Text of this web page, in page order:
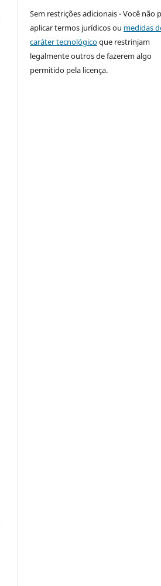
Sem restrições adicionais - Você não
aplicar termos jurídicos ou medidas
caráter tecnológicoque restrinjam
legalmente outros de fazerem algo
permitido pela licença.